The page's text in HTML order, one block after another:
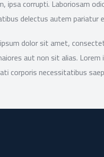
ipsa corrupti. Laboriosam
delectus autem pariatur
dolor sit amet,
aut non sit alias.
corporis necessitatibus